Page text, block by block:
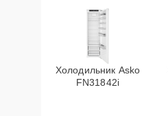
Холодильник Asko
FN31842i